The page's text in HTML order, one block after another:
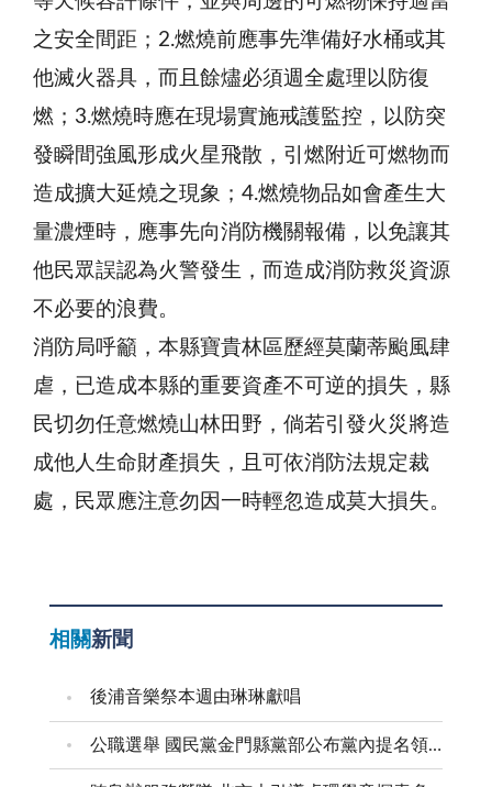
之安全間距；2.燃燒前應事先準備好水桶或其
他滅火器具，而且餘燼必須週全處理以防復
燃；3.燃燒時應在現場實施戒護監控，以防突
發瞬間強風形成火星飛散，引燃附近可燃物而
造成擴大延燒之現象；4.燃燒物品如會產生大
量濃煙時，應事先向消防機關報備，以免讓其
他民眾誤認為火警發生，而造成消防救災資源
不必要的浪費。
消防局呼籲，本縣寶貴林區歷經莫蘭蒂颱風肆
虐，已造成本縣的重要資產不可逆的損失，縣
民切勿任意燃燒山林田野，倘若引發火災將造
成他人生命財產損失，且可依消防法規定裁
處，民眾應注意勿因一時輕忽造成莫大損失。
相關新聞
後浦音樂祭本週由琳琳獻唱
公職選舉 國民黨金門縣黨部公布黨內提名領表、登記起迄日期